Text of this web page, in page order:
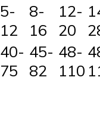
5-
12
8-
16
12-
20
40-
75
45-
82
48-
110